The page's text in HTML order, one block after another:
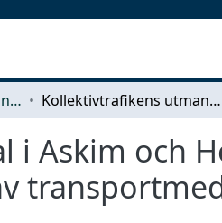
Examensarbeten för kandidatexamen Kollektivtrafikens utmaningar och potential i Askim och Hovås: En analys av nyckelfaktorer till individers val av transportmedel
Askim och